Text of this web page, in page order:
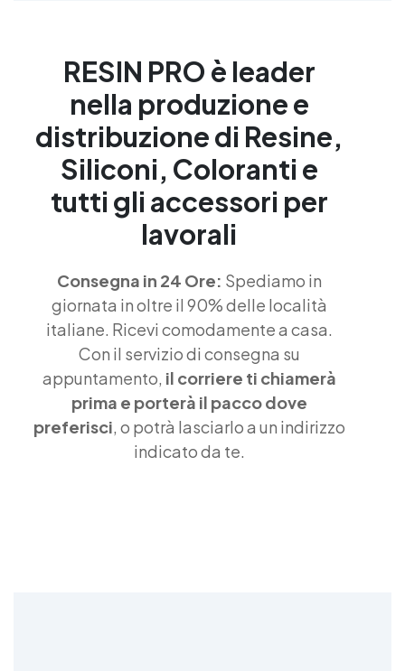
RESIN PRO è leader
nella produzione e
distribuzione di Resine,
Siliconi, Coloranti e
tutti gli accessori per
lavorali
Consegna in 24 Ore: Spediamo in
giornata in oltre il 90% delle località
italiane. Ricevi comodamente a casa.
Con il servizio di consegna su
appuntamento, il corriere ti chiamerà
prima e porterà il pacco dove
preferisci, o potrà lasciarlo a un indirizzo
indicato da te.